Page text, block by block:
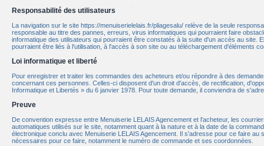
Responsabilité des utilisateurs
La navigation sur le site https://menuiserielelais.fr/pliagesalu/ relève de la seule
responsable au titre des pannes, erreurs, virus informatiques qui pourraient faire
informatique des utilisateurs qui pourraient être constatés à la suite d'un accès au
pourraient être liés à l'utilisation, à l'accès à son site ou au téléchargement d'éléments
Loi informatique et liberté
Pour enregistrer et traiter les commandes des acheteurs et/ou répondre à des
concernant ces personnes. Celles-ci disposent d'un droit d'accès, de rectification,
Informatique et Libertés » du 6 janvier 1978. Pour toute demande, il conviendra de
Preuve
De convention expresse entre Menuiserie LELAIS Agencement et l'acheteur, les
automatiques utilisés sur le site, notamment quant à la nature et à la date de la
électronique conclu avec Menuiserie LELAIS Agencement. Il s'adresse pour ce faire
nécessaires pour ce faire, notamment le numéro de commande et ses coordonnées.